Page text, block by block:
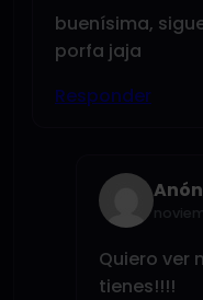
buenísima,
porfa jaja
Responder
Quiero ver
tienes!!!!